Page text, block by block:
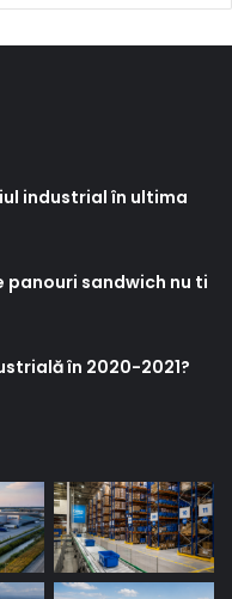
industrial în ultima
panouri sandwich nu ti
în 2020-2021?